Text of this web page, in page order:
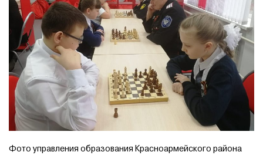
Фото управления образования Красноармейского района